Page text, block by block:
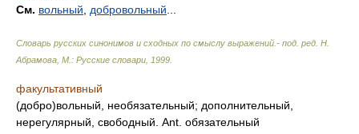
См. вольный добровольный
Словарь русских синонимов и сходных по смыслу выражений.- под. ред. Н.
Абрамова, М.: Русские словари 1999
факультативный
(добро)вольный, необязательный; дополнительный,
нерегулярный, свободный. Ant. обязательный